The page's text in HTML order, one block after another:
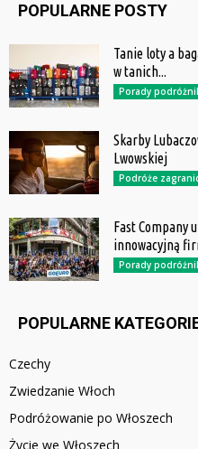
POPULARNE POSTY
Tanie loty a
w tanich...
Porady
Skarby
Lwowskiej
Podróże
Fast Company
innowacyjną
Porady
POPULARNE
Czechy
Zwiedzanie Włoch
Podróżowanie po Włoszech
Życie we Włoszech